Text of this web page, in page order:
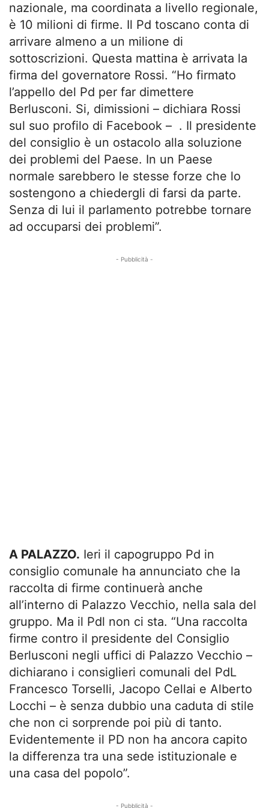
nazionale, ma coordinata a livello regionale,
è 10 milioni di firme. Il Pd toscano conta di
arrivare almeno a un milione di
sottoscrizioni. Questa mattina è arrivata la
firma del governatore Rossi. “Ho firmato
l’appello del Pd per far dimettere
Berlusconi. Si, dimissioni – dichiara Rossi
sul suo profilo di Facebook – . Il presidente
del consiglio è un ostacolo alla soluzione
dei problemi del Paese. In un Paese
normale sarebbero le stesse forze che lo
sostengono a chiedergli di farsi da parte.
Senza di lui il parlamento potrebbe tornare
ad occuparsi dei problemi”.
- Pubblicità -
A PALAZZO. Ieri il capogruppo Pd in
consiglio comunale ha annunciato che la
raccolta di firme continuerà anche
all’interno di Palazzo Vecchio, nella sala del
gruppo. Ma il Pdl non ci sta. “Una raccolta
firme contro il presidente del Consiglio
Berlusconi negli uffici di Palazzo Vecchio –
dichiarano i consiglieri comunali del PdL
Francesco Torselli, Jacopo Cellai e Alberto
Locchi – è senza dubbio una caduta di stile
che non ci sorprende poi più di tanto.
Evidentemente il PD non ha ancora capito
la differenza tra una sede istituzionale e
una casa del popolo”.
- Pubblicità -